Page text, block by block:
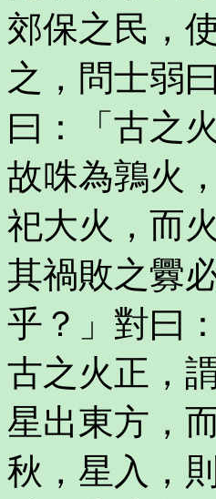
郊保之民，
之，問士弱
曰：「古之
故咮為鶉火
祀大火，而
其禍敗之釁
乎？」對曰
古之火正，
星出東方，
秋，星入，